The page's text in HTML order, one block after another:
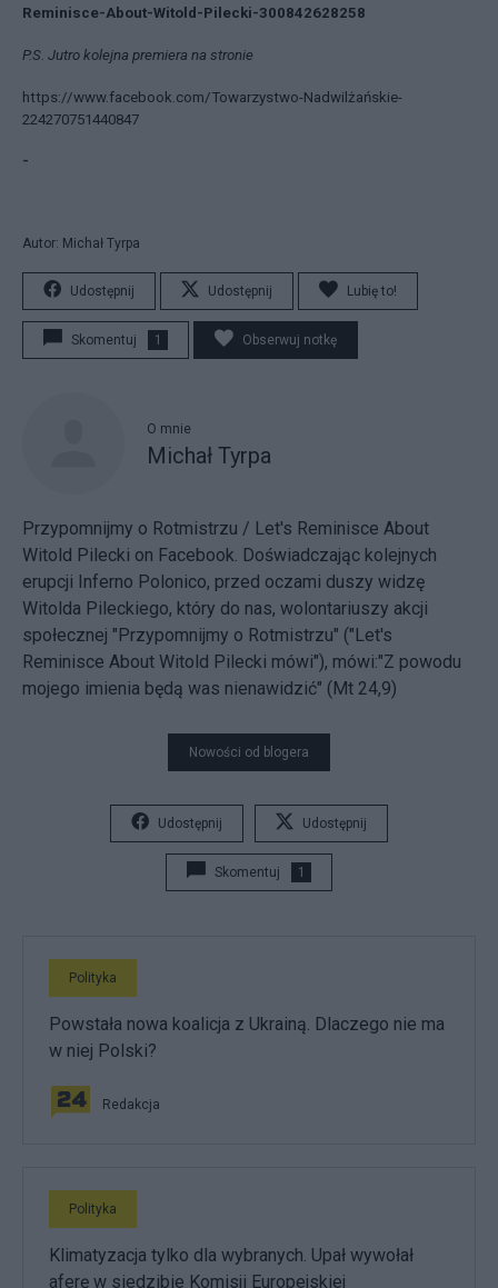
Reminisce-About-Witold-Pilecki-300842628258
P.S. Jutro kolejna premiera na stronie
https://www.facebook.com/Towarzystwo-Nadwilżańskie-
224270751440847
-
Autor: Michał Tyrpa
Udostępnij Udostępnij Lubię to!
Skomentuj 1 Obserwuj notkę
O mnie
Michał Tyrpa
Przypomnijmy o Rotmistrzu / Let's Reminisce About
Witold Pilecki on Facebook. Doświadczając kolejnych
erupcji Inferno Polonico, przed oczami duszy widzę
Witolda Pileckiego, który do nas, wolontariuszy akcji
społecznej "Przypomnijmy o Rotmistrzu" ("Let's
Reminisce About Witold Pilecki mówi"), mówi:"Z powodu
mojego imienia będą was nienawidzić" (Mt 24,9)
Nowości od blogera
Udostępnij Udostępnij
Skomentuj 1
Polityka
Powstała nowa koalicja z Ukrainą. Dlaczego nie ma
w niej Polski?
Redakcja
Polityka
Klimatyzacja tylko dla wybranych. Upał wywołał
aferę w siedzibie Komisji Europejskiej